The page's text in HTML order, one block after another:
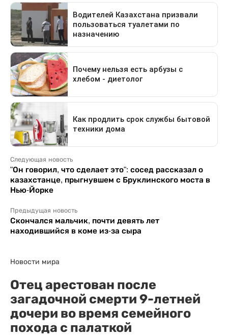
Следующая новость
"Он говорил, что сделает это": сосед рассказал о
казахстанце, прыгнувшем с Бруклинского моста в
Нью-Йорке
Предыдущая новость
Скончался мальчик, почти девять лет
находившийся в коме из-за сыра
Новости мира
Отец арестован после
загадочной смерти 9-летней
дочери во время семейного
похода с палаткой